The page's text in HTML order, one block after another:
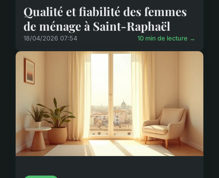
Qualité et fiabilité des femmes
de ménage à Saint-Raphaël
18/04/2026 07:54 10 min de lecture →